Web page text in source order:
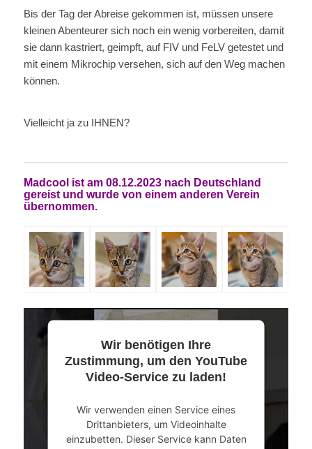
Bis der Tag der Abreise gekommen ist, müssen unsere
kleinen Abenteurer sich noch ein wenig vorbereiten, damit
sie dann kastriert, geimpft, auf FIV und FeLV getestet und
mit einem Mikrochip versehen, sich auf den Weg machen
können.
Vielleicht ja zu IHNEN?
Madcool ist am 08.12.2023 nach Deutschland
gereist und wurde von einem anderen Verein
übernommen.
Wir benötigen Ihre
Zustimmung, um den YouTube
Video-Service zu laden!
Wir verwenden einen Service eines
Drittanbieters, um Videoinhalte
einzubetten. Dieser Service kann Daten